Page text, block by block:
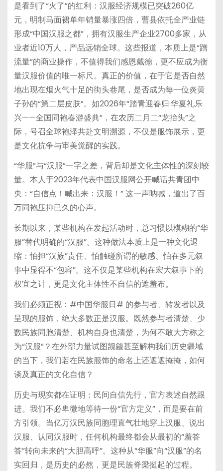
是看到了“火了”的红利：汉服经济规模已突破260亿
元，明制马面裙单年销量暴涨四倍，曹县依托全产业链
形成“中国汉服之都”，拥有汉服生产企业2700多家，从
业者近10万人，产品远销全球。这些报道，本质上是“蹭
流量”的商业操作，不值得我们感恩戴德，更不应成为衡
量汉服价值的唯一标尺。真正的价值，在于它是否自然
地出现在烟火气十足的街头巷尾，是否成为每一位炎黄
子孙的“第二层皮肤”。如2026年“踏青迎春归·华夏礼乐
兴——全国同袍春游盛典”，在农历二月二“龙抬头”之
际，号召全球袍泽共赴文明溯源，不仅是服饰展示，更
是文化抗争与审美觉醒的实践。
“华服”与“汉服”一字之差，背后却是文化主体性的深刻较
量。本人于2023年代表中国汉服网公开喊话共青团中
央：“自信点！喊出来：汉服！” 这一声呐喊，道出了百
万同袍压抑已久的心声。
长期以来，某些机构在发起活动时，总习惯以模糊的“华
服”替代明确的“汉服”。这种做法本质上是一种文化退
缩：怕担“汉族”责任、怕触碰所谓的敏感、怕在多元叙
事中显得不“包容”。这不仅是某些机构在宏大叙事下的
权宜之计，更是文化主体性不自信的遮羞布。
我们必须正视：#中国华服日# 的参与者、转发者以及
呈现的服饰，绝大多数正是汉服。既然参与者清楚、少
数民族同胞清楚、机构自身也清楚，为何不敢大方称之
为“汉服”？在外部力量试图觊觎甚至解构我们历史疆域
的当下，我们若在民族服饰的命名上还遮遮掩掩，如何
谈及真正的文化自信？
历史与现实都在证明：民间自信先行，官方表述自然跟
进。我们不必卑微地等待一份“官方定义”，而是要在前
方引领。当亿万汉民族同胞理直气壮地穿上汉服、说出
汉服、认同汉服时，任何机构最终都会从最初的“羞答
答”转向未来的“大胆高呼”。这种从“华服”向“汉服”的名
实回归，是历史的必然，更是民族脊梁挺起的过程。